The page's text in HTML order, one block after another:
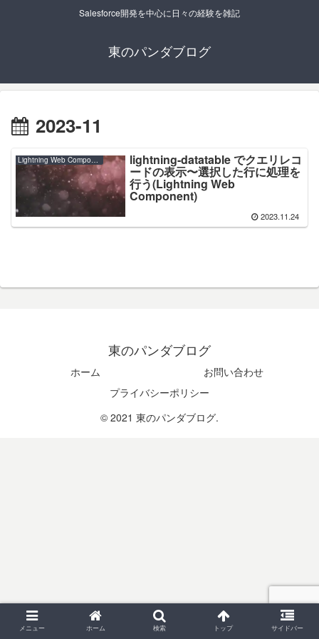
Salesforce開発を中心に日々の経験を雑記
東のパンダブログ
2023-11
lightning-datatable でクエリレコ
ードの表示〜選択した行に処理を
行う(Lightning Web
Component)
2023.11.24
東のパンダブログ
ホーム
お問い合わせ
プライバシーポリシー
© 2021 東のパンダブログ.
メニュー ホーム 検索 トップ サイドバー